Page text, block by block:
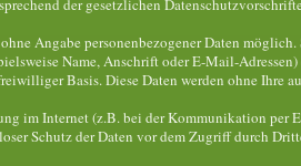
der gesetzlichen
Angabe personenbezogener Daten
Name, Anschrift oder E-Mail-Adressen)
Basis. Diese Daten werden ohne Ihre
im Internet (z.B. bei der Kommunikation per
Schutz der Daten vor dem Zugriff durch